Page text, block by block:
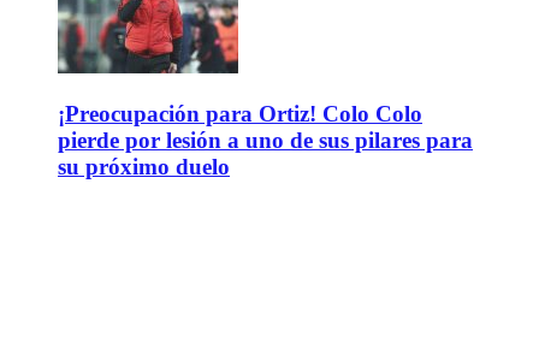
¡Preocupación para Ortiz! Colo Colo
pierde por lesión a uno de sus pilares para
su próximo duelo